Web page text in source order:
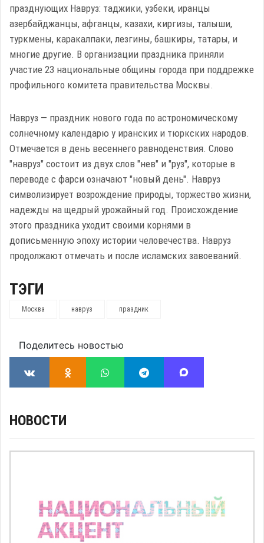
празднующих Навруз: таджики, узбеки, иранцы
азербайджанцы, афганцы, казахи, киргизы, талыши,
туркмены, каракалпаки, лезгины, башкиры, татары, и
многие другие. В организации праздника приняли
участие 23 национальные общины города при поддрежке
профильного комитета правительства Москвы.
Навруз — праздник нового года по астрономическому
солнечному календарю у иранских и тюркских народов.
Отмечается в день весеннего равноденствия. Слово
"навруз" состоит из двух слов "нев" и "руз", которые в
переводе с фарси означают "новый день". Навруз
символизирует возрождение природы, торжество жизни,
надежды на щедрый урожайный год. Происхождение
этого праздника уходит своими корнями в
дописьменную эпоху истории человечества. Навруз
продолжают отмечать и после исламских завоеваний.
ТЭГИ
Москва навруз праздник
Поделитесь новостью
НОВОСТИ